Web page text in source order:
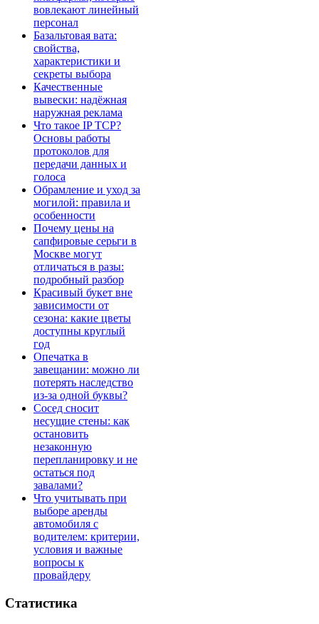
вовлекают линейный
персонал
Базальтовая вата:
свойства,
характеристики и
секреты выбора
Качественные
вывески: надёжная
наружная реклама
Что такое IP TCP?
Основы работы
протоколов для
передачи данных и
голоса
Обрамление и уход за
могилой: правила и
особенности
Почему цены на
сапфировые серьги в
Москве могут
отличаться в разы:
подробный разбор
Красивый букет вне
зависимости от
сезона: какие цветы
доступны круглый
год
Опечатка в
завещании: можно ли
потерять наследство
из-за одной буквы?
Сосед сносит
несущие стены: как
остановить
незаконную
перепланировку и не
остаться под
завалами?
Что учитывать при
выборе аренды
автомобиля с
водителем: критерии,
условия и важные
вопросы к
провайдеру
Статистика